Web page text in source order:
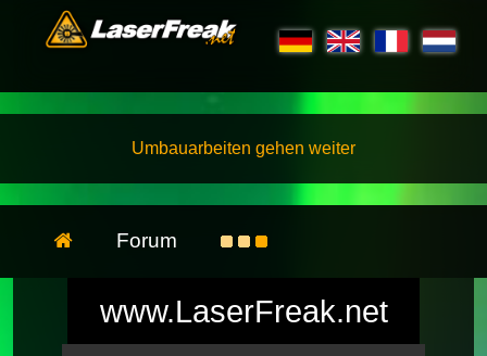
Umbauarbeiten gehen weiter
Forum
www.LaserFreak.net